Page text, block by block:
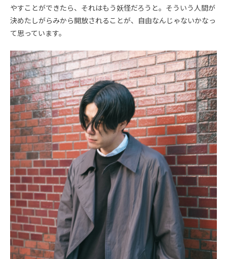
やすことができたら、それはもう妖怪だろうと。そういう人間が
決めたしがらみから開放されることが、自由なんじゃないかなっ
て思っています。